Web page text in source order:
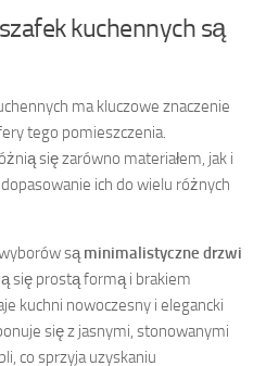
kuchennych są
ma kluczowe znaczenie
tego pomieszczenia.
się zarówno materiałem, jak i
ich do wielu różnych
sąminimalistyczne drzwi
się prostą formą i brakiem
kuchni nowoczesny i elegancki
się z jasnymi, stonowanymi
co sprzyja uzyskaniu